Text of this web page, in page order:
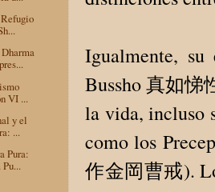
Igualmente,
Bussho 真如悌
la vida, incluso
como los
作金岡曹戒).
VI ...
y el
...
Pura: